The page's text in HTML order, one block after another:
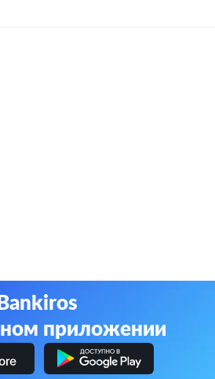
Bankiros
в мобильном приложении